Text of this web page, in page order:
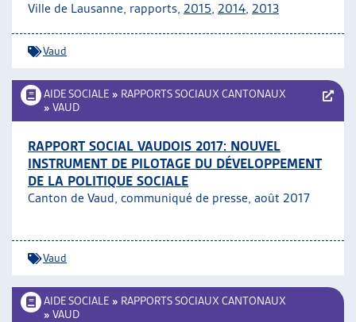
Ville de Lausanne, rapports, 2015, 2014, 2013
Vaud
AIDE SOCIALE » RAPPORTS SOCIAUX CANTONAUX
» VAUD
RAPPORT SOCIAL VAUDOIS 2017: NOUVEL
INSTRUMENT DE PILOTAGE DU DÉVELOPPEMENT
DE LA POLITIQUE SOCIALE
Canton de Vaud, communiqué de presse, août 2017
Vaud
AIDE SOCIALE » RAPPORTS SOCIAUX CANTONAUX
» VAUD